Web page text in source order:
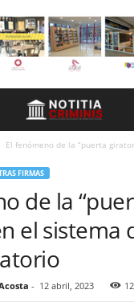
El fenómeno de la “puerta
FIRMAS
de la
el sistema
- 12 abril, 2023